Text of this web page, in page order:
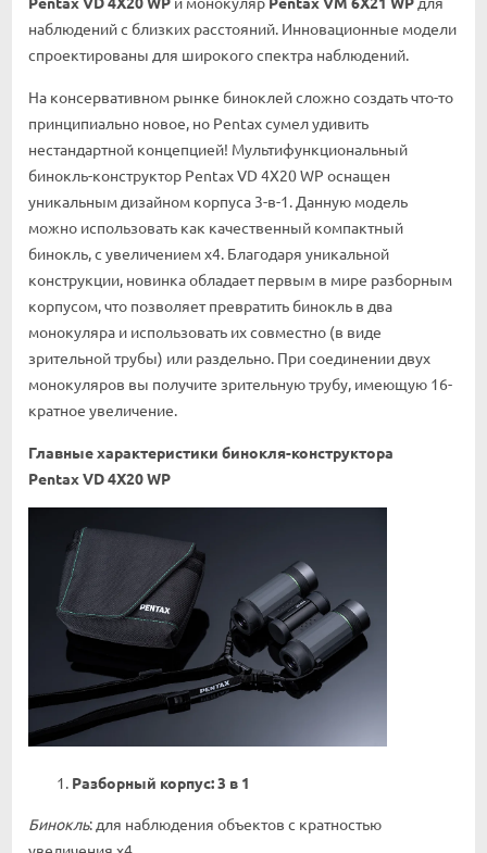
наблюдений с близких расстояний. Инновационные модели
спроектированы для широкого спектра наблюдений.
На консервативном рынке биноклей сложно создать что-то
принципиально новое, но Pentax сумел удивить
нестандартной концепцией! Мультифункциональный
бинокль-конструктор Pentax VD 4X20 WP оснащен
уникальным дизайном корпуса 3-в-1. Данную модель
можно использовать как качественный компактный
бинокль, с увеличением х4. Благодаря уникальной
конструкции, новинка обладает первым в мире разборным
корпусом, что позволяет превратить бинокль в два
монокуляра и использовать их совместно (в виде
зрительной трубы) или раздельно. При соединении двух
монокуляров вы получите зрительную трубу, имеющую 16-
кратное увеличение.
Главные характеристики бинокля-конструктора
PentaxVD4X20WP
Разборный корпус: 3 в 1
Бинокль: для наблюдения объектов с кратностью